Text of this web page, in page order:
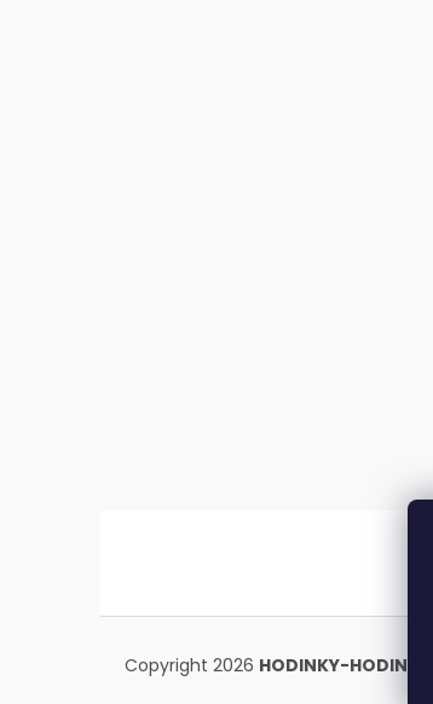
Copyright 2026 HODINKY-HODINY.cz